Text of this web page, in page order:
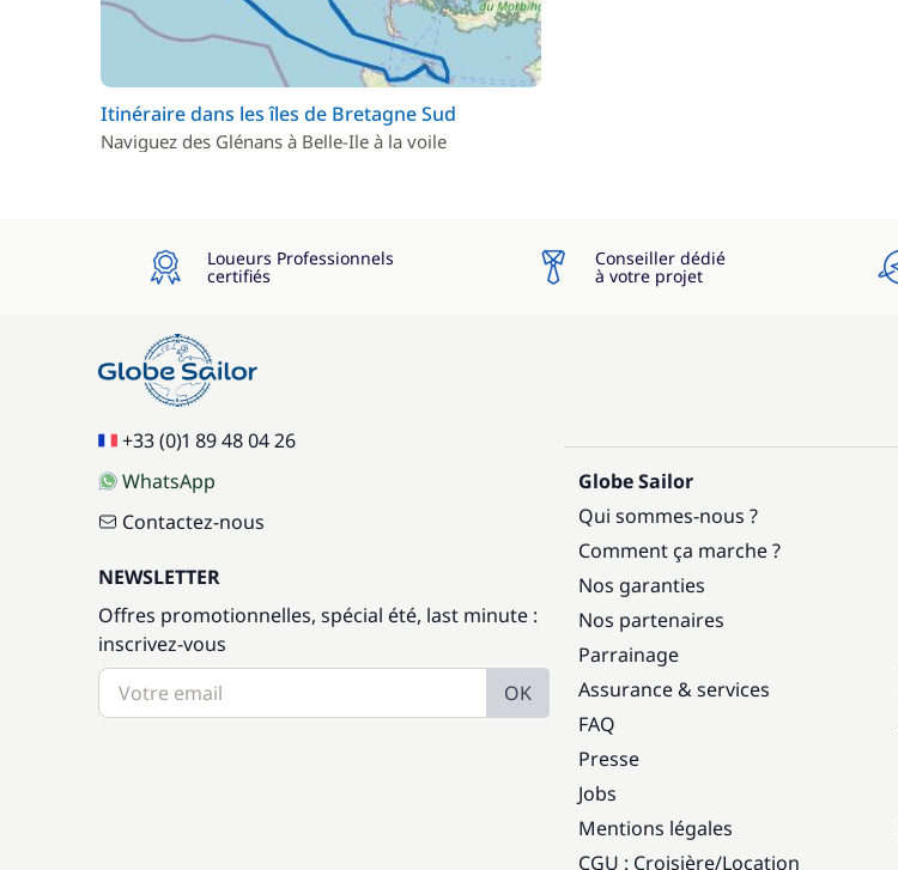
Itinéraire dans les îles de Bretagne Sud
Naviguez des Glénans à Belle-Ile à la voile
Loueurs Professionnels
certifiés
Conseiller dédié
à votre projet
+33 (0)1 89 48 04 26
WhatsApp
Contactez-nous
NEWSLETTER
Offres promotionnelles, spécial été, last minute :
inscrivez-vous
OK
Globe Sailor
Qui sommes-nous ?
Comment ça marche ?
Nos garanties
Nos partenaires
Parrainage
Assurance & services
FAQ
Presse
Jobs
Mentions légales
CGU : Croisière/Location